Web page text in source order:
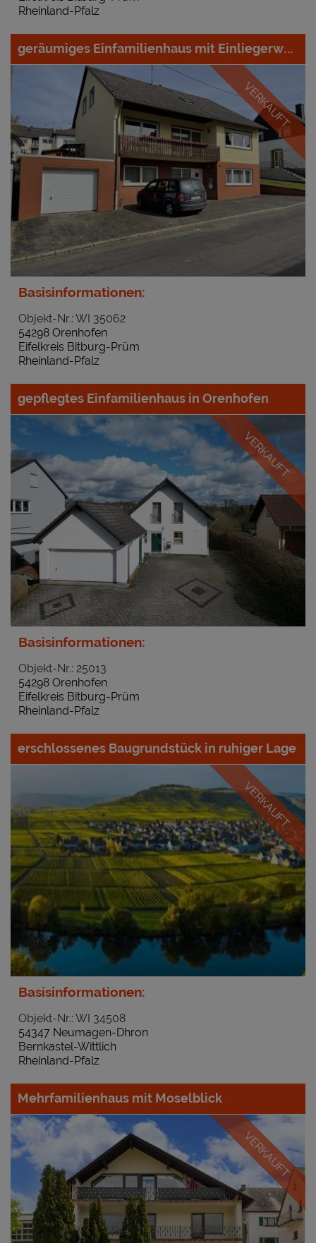
Rheinland-Pfalz
geräumiges Einfamilienhaus mit Einliegerwohnung und Garten in ruhiger Lage
VERKAUFT
Basisinformationen:
Objekt-Nr.: WI 35062
54298 Orenhofen
Eifelkreis Bitburg-Prüm
Rheinland-Pfalz
gepflegtes Einfamilienhaus in Orenhofen
VERKAUFT
Basisinformationen:
Objekt-Nr.: 25013
54298 Orenhofen
Eifelkreis Bitburg-Prüm
Rheinland-Pfalz
erschlossenes Baugrundstück in ruhiger Lage
VERKAUFT
Basisinformationen:
Objekt-Nr.: WI 34508
54347 Neumagen-Dhron
Bernkastel-Wittlich
Rheinland-Pfalz
Mehrfamilienhaus mit Moselblick
VERKAUFT